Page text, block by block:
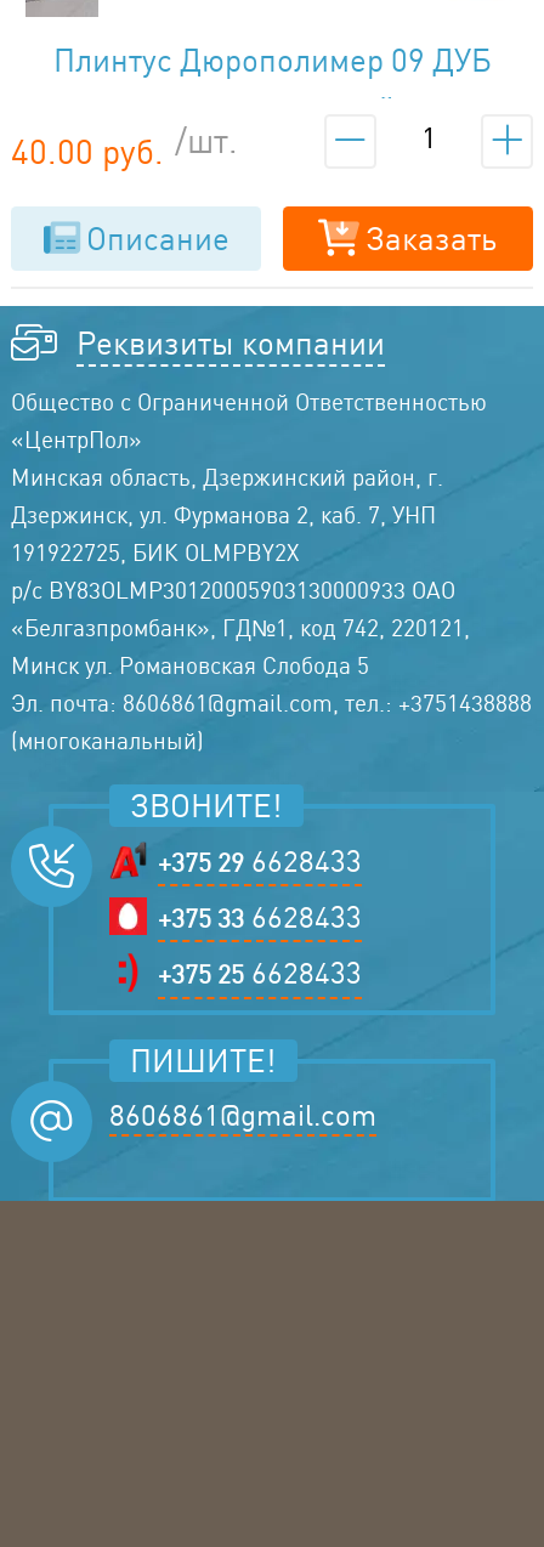
Плинтус Дюрополимер 09 ДУБ
40.00 руб. /шт.
Описание Заказать
Реквизиты компании
Общество с Ограниченной Ответственностью
«ЦентрПол»
Минская область, Дзержинский район, г.
Дзержинск, ул. Фурманова 2, каб. 7, УНП
191922725, БИК OLMPBY2X
р/с BY83OLMP30120005903130000933 ОАО
«Белгазпромбанк», ГД№1, код 742, 220121,
Минск ул. Романовская Слобода 5
Эл. почта: 8606861@gmail.com, тел.: +3751438888
(многоканальный)
ЗВОНИТЕ!
+375 296628433
+375 336628433
+375 256628433
ПИШИТЕ!
8606861@gmail.com